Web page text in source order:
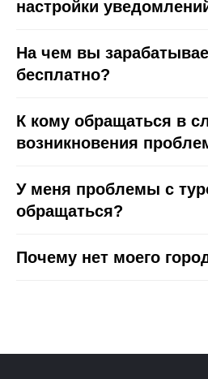
настройки
На чем вы
бесплатно?
К кому обращаться в
возникновения
У меня проблемы с
обращаться?
Почему нет моего